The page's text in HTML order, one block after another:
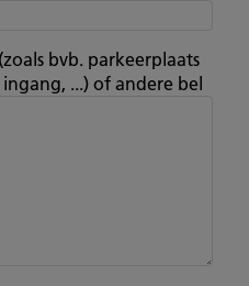
bvb. parkeerplaats
...) of andere bel